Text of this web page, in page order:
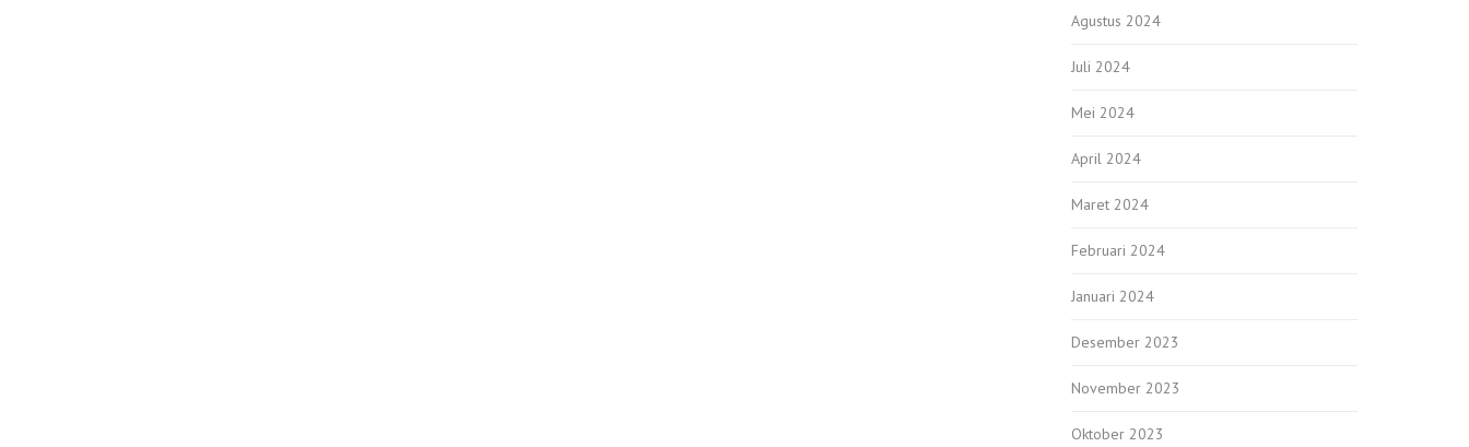
Agustus 2024
Juli 2024
Mei 2024
April 2024
Maret 2024
Februari 2024
Januari 2024
Desember 2023
November 2023
Oktober 2023